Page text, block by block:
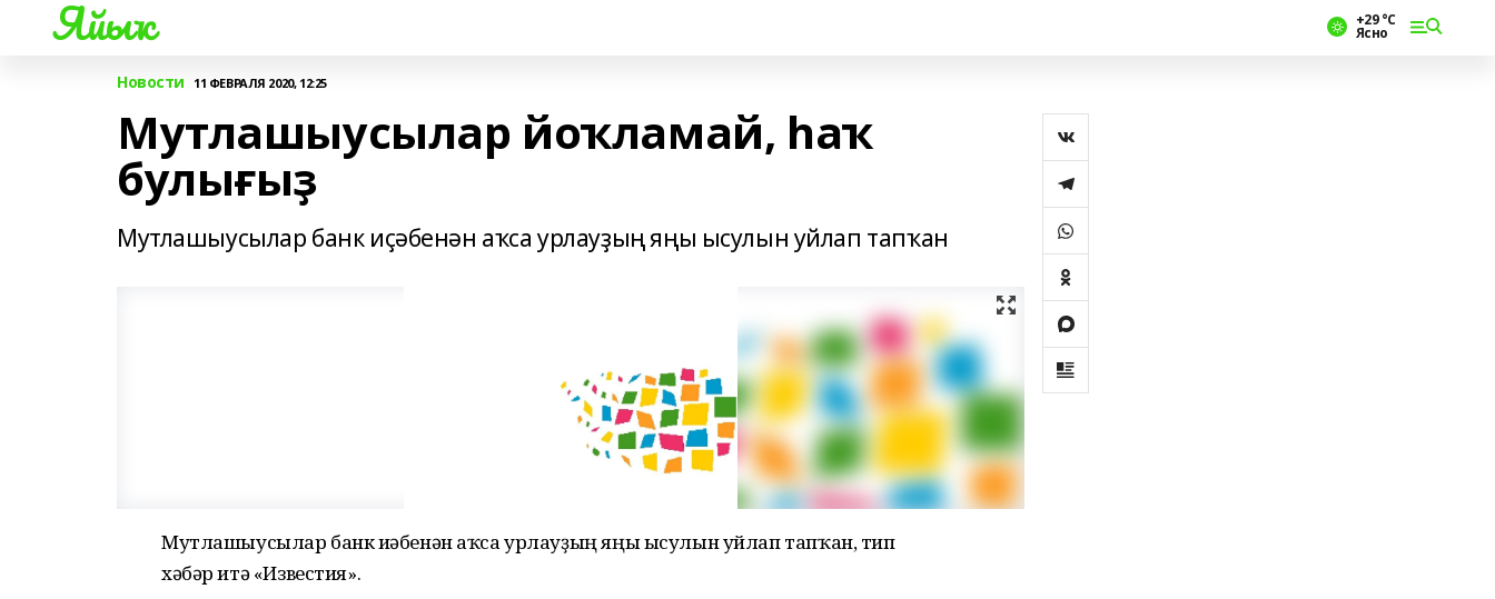
Яйыҡ +29 °С
Ясно
Новости 11 ФЕВРАЛЯ 2020, 12:25
Мутлашыусылар йоҡламай, һаҡ
булығыҙ
Мутлашыусылар банк иҫәбенән аҡса урлауҙың яңы ысулын уйлап тапҡан
Мутлашыусылар банк иҫәбенән аҡса урлауҙың яңы ысулын уйлап тапҡан, тип
хәбәр итә «Известия».